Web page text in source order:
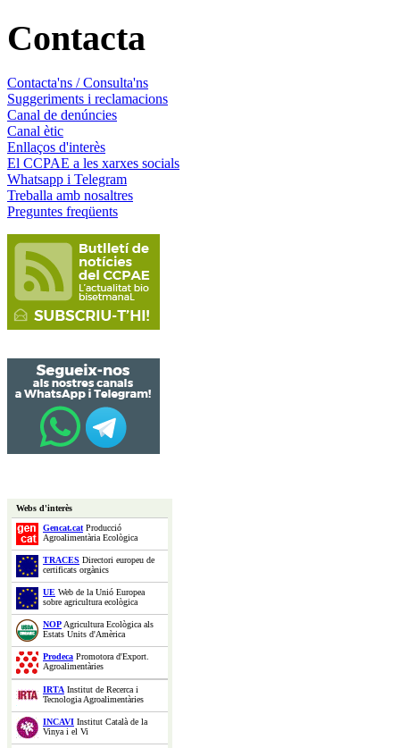
Contacta
Contacta'ns / Consulta'ns
Suggeriments i reclamacions
Canal de denúncies
Canal ètic
Enllaços d'interès
El CCPAE a les xarxes socials
Whatsapp i Telegram
Treballa amb nosaltres
Preguntes freqüents
Webs d'interès
Gencat.catProducció
Agroalimentària Ecològica
TRACES Directori europeu de
certificats orgànics
UE Web de la Unió Europea
sobre agricultura ecològica
NOPAgricultura Ecològica als
Estats Units d'Amèrica
Prodeca Promotora d'Export.
Agroalimentàries
IRTA Institut de Recerca i
Tecnologia Agroalimentàries
INCAVI Institut Català de la
Vinya i el Vi